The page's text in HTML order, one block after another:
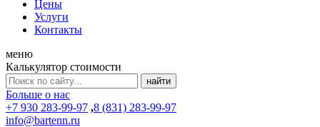
Цены
Услуги
Контакты
меню
Калькулятор стоимости
Больше о нас
+7 930 283-99-97 ,8 (831) 283-99-97
info@bartenn.ru